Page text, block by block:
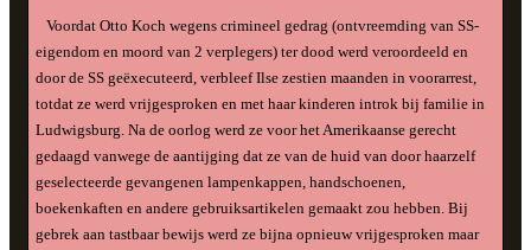
Voordat Otto Koch wegens crimineel gedrag (ontvreemding van SS-
eigendom en moord van 2 verplegers) ter dood werd veroordeeld en
door de SS geëxecuteerd, verbleef Ilse zestien maanden in voorarrest,
totdat ze werd vrijgesproken en met haar kinderen introk bij familie in
Ludwigsburg. Na de oorlog werd ze voor het Amerikaanse gerecht
gedaagd vanwege de aantijging dat ze van de huid van door haarzelf
geselecteerde gevangenen lampenkappen, handschoenen,
boekenkaften en andere gebruiksartikelen gemaakt zou hebben. Bij
gebrek aan tastbaar bewijs werd ze bijna opnieuw vrijgesproken maar